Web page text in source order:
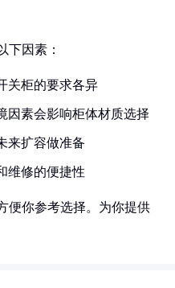
下因素：
关柜的要求各异
因素会影响柜体材质选择
来扩容做准备
维修的便捷性
便你参考选择。为你提供